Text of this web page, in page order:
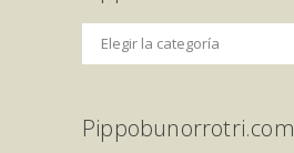
Pippobunorrotri.com